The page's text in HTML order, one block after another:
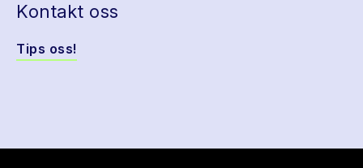
Kontakt oss
Tips oss!